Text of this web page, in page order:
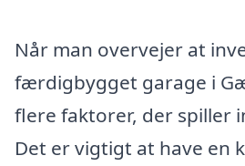
Når man overvejer at
færdigbygget garage i
flere faktorer, der spiller
Det er vigtigt at have en